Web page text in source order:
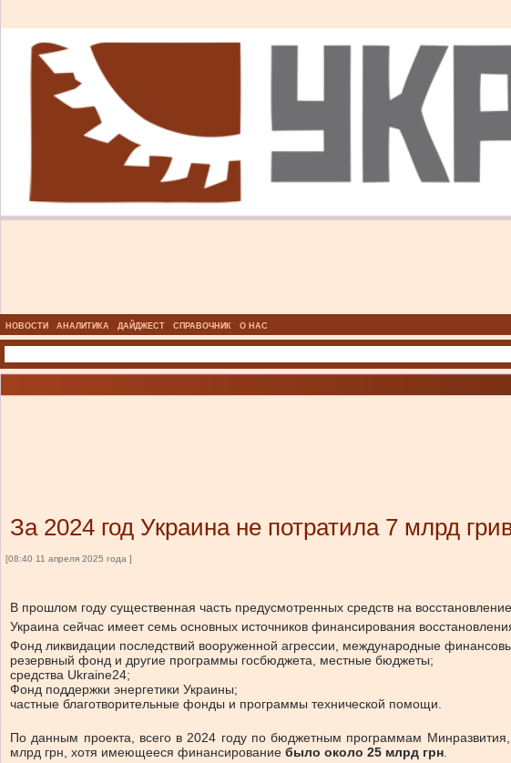
НОВОСТИ АНАЛИТИКА ДАЙДЖЕСТ СПРАВОЧНИК О НАС
За 2024 год Украина не потратила 7 млрд
[08:40 11 апреля 2025 года ]
В прошлом году существенная часть предусмотренных средств на
Украина сейчас имеет семь основных источников финансирования
Фонд ликвидации последствий вооруженной агрессии, международные
резервный фонд и другие программы госбюджета, местные бюджеты;
средства Ukraine24;
Фонд поддержки энергетики Украины;
частные благотворительные фонды и программы технической помощи.
По данным проекта, всего в 2024 году по бюджетным программам
млрд грн, хотя имеющееся финансирование было около 25 млрд грн